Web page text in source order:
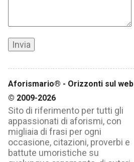
Aforismario® - Orizzonti sul web
© 2009-2026
Sito di riferimento per tutti gli
appassionati di aforismi, con
migliaia di frasi per ogni
occasione, citazioni, proverbi e
battute umoristiche su